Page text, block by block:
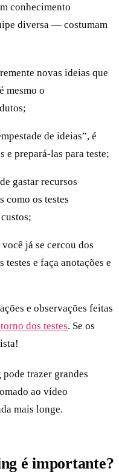
conhecimento
diversa — costumam
novas ideias que
mesmo o
de ideias”, é
e prepará-las para teste;
gastar recursos
como os testes
já se cercou dos
testes e faça anotações e
e observações feitas
dos testes. Se os
trazer grandes
ao vídeo
mais longe.
é importante?